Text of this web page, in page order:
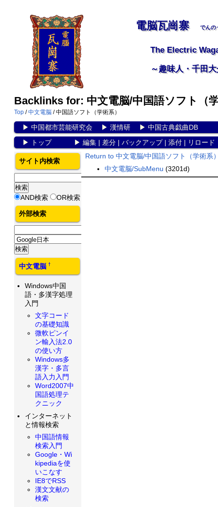
電脳瓦崗寨 でんの
The Electric
～趣味人・千田
Backlinks for: 中文電脳/中国語ソフト（
Top /中文電脳 / 中国語ソフト（学術系）
▶ 中国都市芸能研究会▶ 漢情研▶ 中国古典戯曲DB
▶
トップ▶ 編集| 差分| バックアップ| 添付| リロード
Return to 中文電脳/中国語ソフト（学術系
中文電脳/SubMenu (3201d)
サイト内検索
AND検索 OR検索
外部検索
中文電脳 †
Windows中国
語・多漢字処理
入門
文字コード
の基礎知識
微軟ピンイ
ン輸入法2.0
の使い方
Windows多
漢字・多言
語入力入門
Word2007中
国語処理テ
クニック
インターネット
と情報検索
中国語情報
検索入門
Google・Wi
kipediaを使
いこなす
IE8でRSS
漢文文献の
検索